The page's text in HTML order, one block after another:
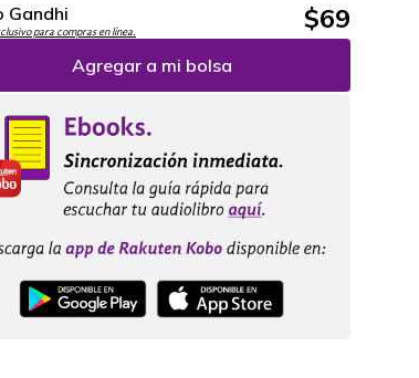
Gandhi
para compras en línea. $69
Agregar a mi bolsa